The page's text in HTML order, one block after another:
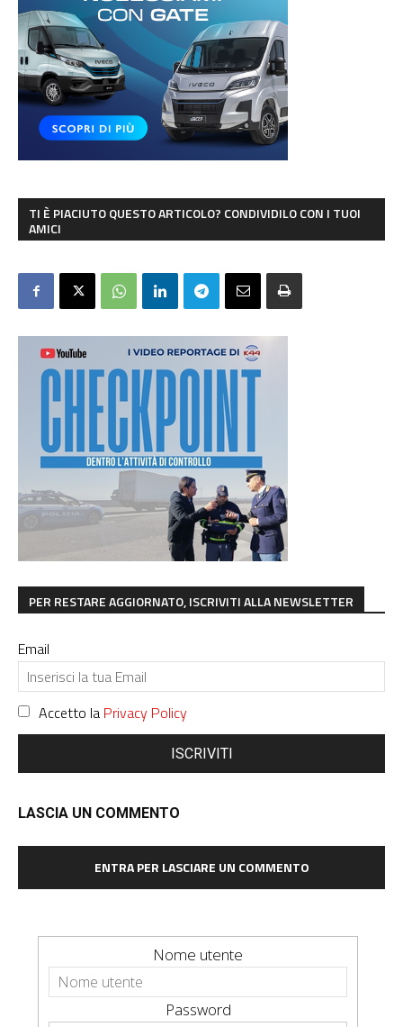
TI È PIACIUTO QUESTO ARTICOLO? CONDIVIDILO CON I TUOI
AMICI
PER RESTARE AGGIORNATO, ISCRIVITI ALLA NEWSLETTER
Email
Accetto la Privacy Policy
ISCRIVITI
LASCIA UN COMMENTO
ENTRA PER LASCIARE UN COMMENTO
Nome utente
Password